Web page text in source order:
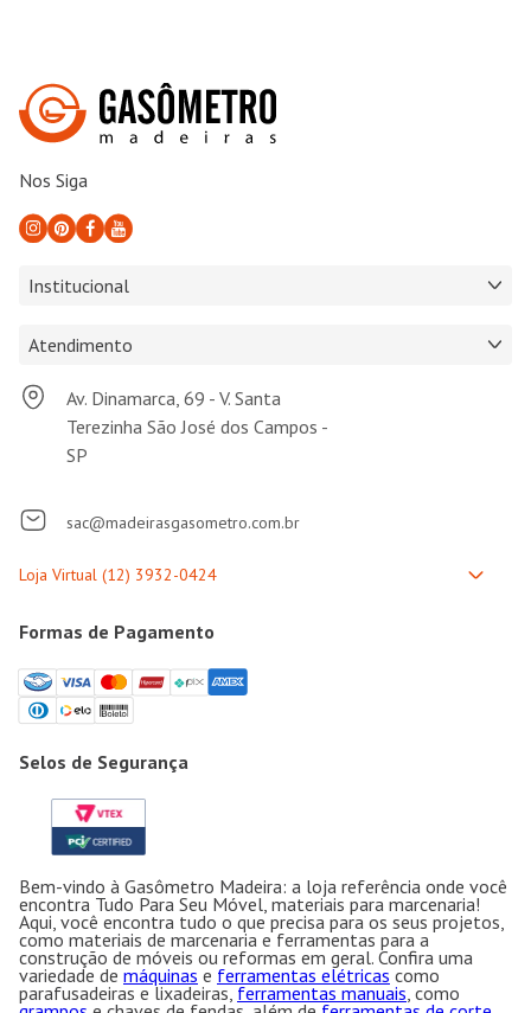
Nos Siga
Institucional
Atendimento
Av. Dinamarca, 69 - V. Santa
Terezinha São José dos Campos -
SP
sac@madeirasgasometro.com.br
Formas de Pagamento
Selos de Segurança
Bem-vindo à Gasômetro Madeira: a loja referência onde você
encontra Tudo Para Seu Móvel, materiais para marcenaria!
Aqui, você encontra tudo o que precisa para os seus projetos,
como materiais de marcenaria e ferramentas para a
construção de móveis ou reformas em geral. Confira uma
variedade de máquinas e ferramentas elétricas como
parafusadeiras e lixadeiras, ferramentas manuais, como